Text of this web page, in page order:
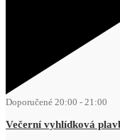
Doporučené 20:00 - 21:00
Večerní vyhlídková